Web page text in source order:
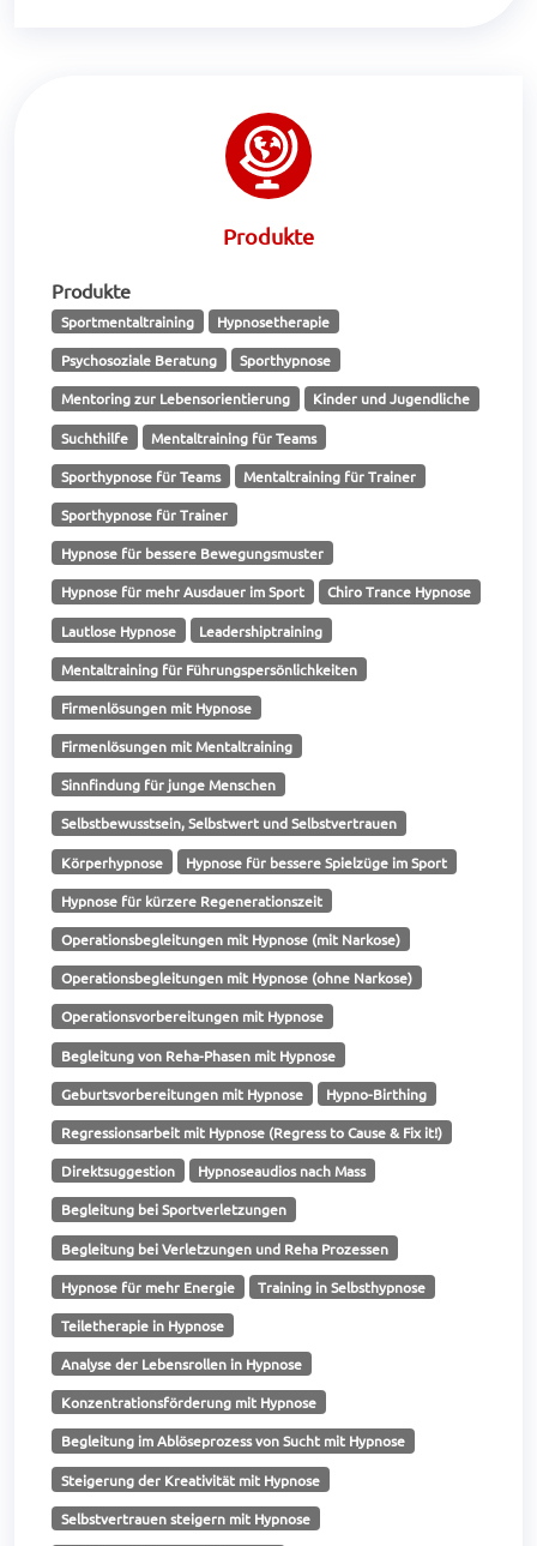
Produkte
Produkte
Sportmentaltraining Hypnosetherapie
Psychosoziale Beratung Sporthypnose
Mentoring zur Lebensorientierung Kinder und Jugendliche
Suchthilfe Mentaltraining für Teams
Sporthypnose für Teams Mentaltraining für Trainer
Sporthypnose für Trainer
Hypnose für bessere Bewegungsmuster
Hypnose für mehr Ausdauer im Sport Chiro Trance Hypnose
Lautlose Hypnose Leadershiptraining
Mentaltraining für Führungspersönlichkeiten
Firmenlösungen mit Hypnose
Firmenlösungen mit Mentaltraining
Sinnfindung für junge Menschen
Selbstbewusstsein, Selbstwert und Selbstvertrauen
Körperhypnose Hypnose für bessere Spielzüge im Sport
Hypnose für kürzere Regenerationszeit
Operationsbegleitungen mit Hypnose (mit Narkose)
Operationsbegleitungen mit Hypnose (ohne Narkose)
Operationsvorbereitungen mit Hypnose
Begleitung von Reha-Phasen mit Hypnose
Geburtsvorbereitungen mit Hypnose Hypno-Birthing
Regressionsarbeit mit Hypnose (Regress to Cause & Fix it!)
Direktsuggestion Hypnoseaudios nach Mass
Begleitung bei Sportverletzungen
Begleitung bei Verletzungen und Reha Prozessen
Hypnose für mehr Energie Training in Selbsthypnose
Teiletherapie in Hypnose
Analyse der Lebensrollen in Hypnose
Konzentrationsförderung mit Hypnose
Begleitung im Ablöseprozess von Sucht mit Hypnose
Steigerung der Kreativität mit Hypnose
Selbstvertrauen steigern mit Hypnose